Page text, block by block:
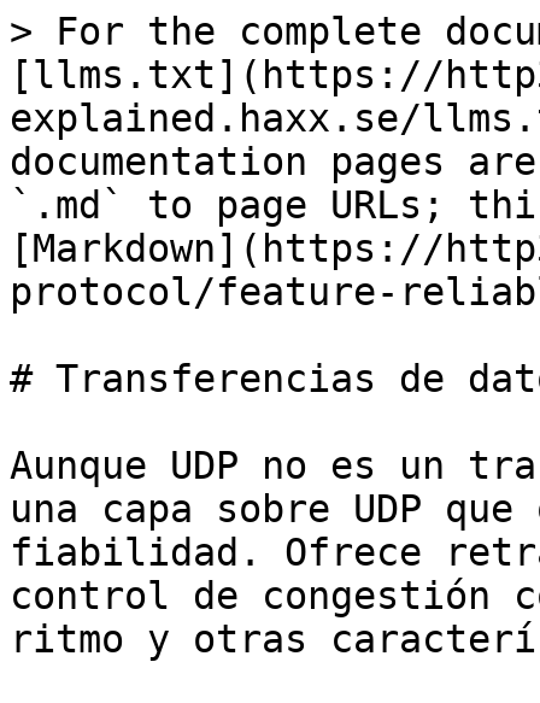
> For the complete
[llms.txt](https://
explained.haxx.se/
documentation pages
`.md` to page URLs;
[Markdown](https://
protocol/feature-
# Transferencias de
Aunque UDP no es un
una capa sobre UDP
fiabilidad. Ofrece
control de congestión
ritmo y otras